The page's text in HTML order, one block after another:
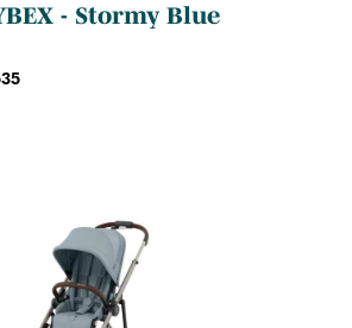
- Stormy Blue